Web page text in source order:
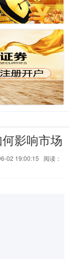
影响市场
02 19:00:15
阅读：